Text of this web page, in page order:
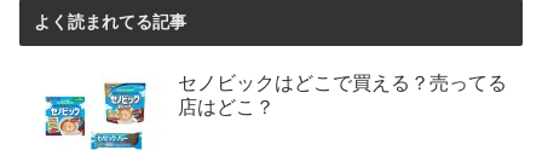
よく読まれてる記事
セノビックはどこで買える？売ってる
店はどこ？